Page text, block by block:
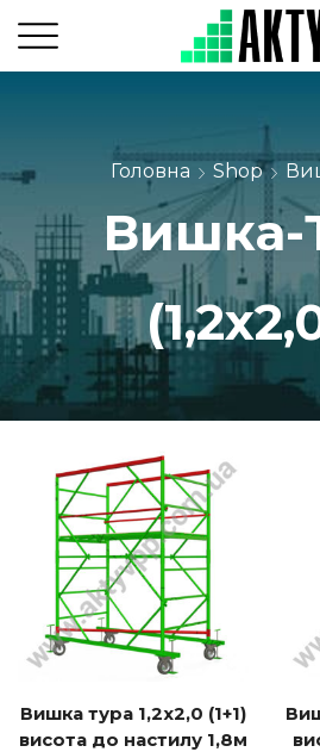
Головна Shop
Вишка-
Вишка тура 1,2х2,0 (1+1)
висота до настилу 1,8м